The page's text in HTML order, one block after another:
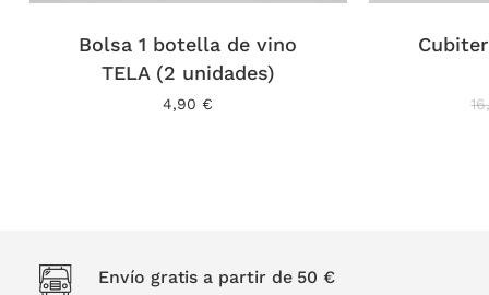
Bolsa 1 botella de vino
TELA (2 unidades)
4,90€
Envío gratis a partir de 50 €